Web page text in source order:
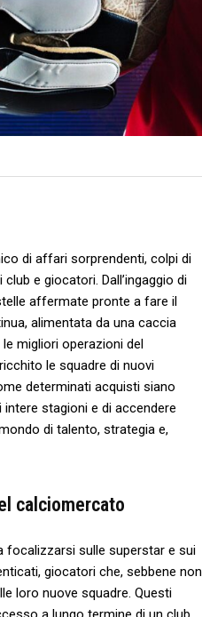
di affari sorprendenti, colpi di
e giocatori. Dall’ingaggio di
affermate pronte a fare il
alimentata da ​una‍ caccia
​migliori operazioni del
le squadre di nuovi
determinati acquisti siano
stagioni e di accendere
di talento,⁣ strategia e,
calciomercato
focalizzarsi sulle superstar e sui
giocatori che, sebbene ​non
loro nuove squadre. Questi